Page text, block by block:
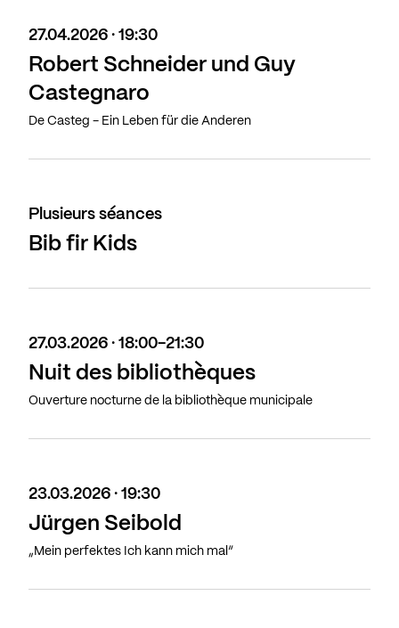
27.04.2026 · 19:30
Robert Schneider und Guy
Castegnaro
De Casteg - Ein Leben für die Anderen
Plusieurs séances
Bib fir Kids
27.03.2026 · 18:00-21:30
Nuit des bibliothèques
Ouverture nocturne de la bibliothèque municipale
23.03.2026 · 19:30
Jürgen Seibold
„Mein perfektes Ich kann mich mal“